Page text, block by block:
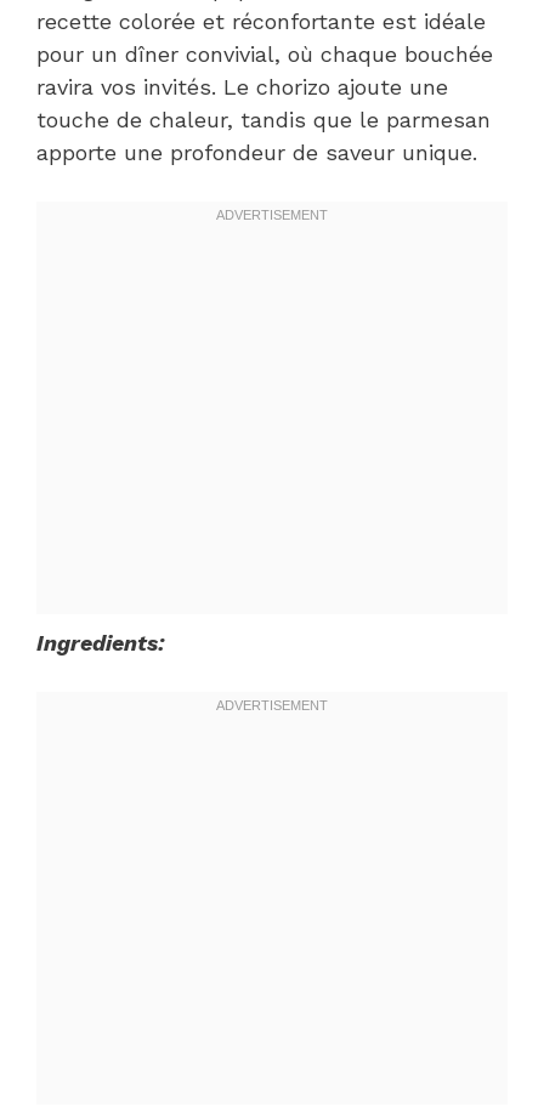
recette colorée et réconfortante est idéale
pour un dîner convivial, où chaque bouchée
ravira vos invités. Le chorizo ajoute une
touche de chaleur, tandis que le parmesan
apporte une profondeur de saveur unique.
Ingredients: